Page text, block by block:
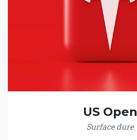
US Open
Surface dure